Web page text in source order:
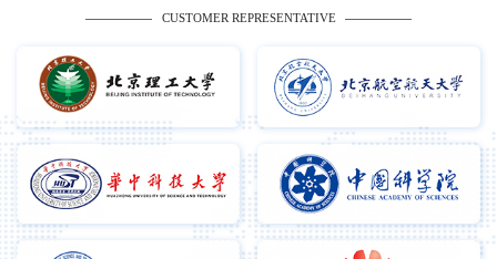
CUSTOMER REPRESENTATIVE